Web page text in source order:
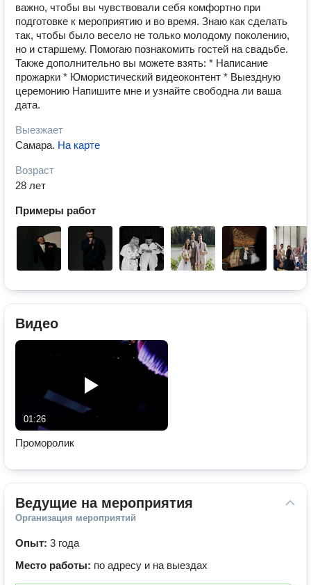
важно, чтобы вы чувствовали себя комфортно при
подготовке к мероприятию и во время. Знаю как сделать
так, чтобы было весело не только молодому поколению,
но и старшему. Помогаю познакомить гостей на свадьбе.
Также дополнительно вы можете взять: * Написание
прожарки * Юмористический видеоконтент * Выездную
церемонию Напишите мне и узнайте свободна ли ваша
дата.
Выезжает
Самара. На карте
Возраст
28 лет
Примеры работ
Видео
01:26
Проморолик
Ведущие на мероприятия
Организация мероприятий
Опыт: 3 года
Место работы: по адресу и на выездах